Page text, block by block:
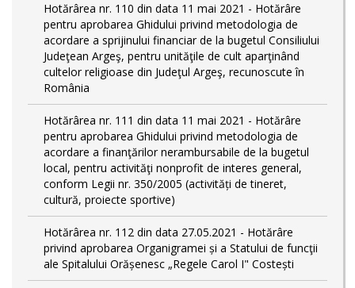
Hotărârea nr. 110 din data 11 mai 2021 - Hotărâre
pentru aprobarea Ghidului privind metodologia de
acordare a sprijinului financiar de la bugetul Consiliului
Judeţean Argeş, pentru unităţile de cult aparţinând
cultelor religioase din Judeţul Argeş, recunoscute în
România
Hotărârea nr. 111 din data 11 mai 2021 - Hotărâre
pentru aprobarea Ghidului privind metodologia de
acordare a finanţărilor nerambursabile de la bugetul
local, pentru activităţi nonprofit de interes general,
conform Legii nr. 350/2005 (activități de tineret,
cultură, proiecte sportive)
Hotărârea nr. 112 din data 27.05.2021 - Hotărâre
privind aprobarea Organigramei și a Statului de funcţii
ale Spitalului Orășenesc „Regele Carol I" Costești